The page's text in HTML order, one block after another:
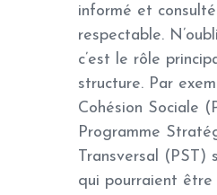
informé et
respectable.
c’est le rôle
structure. Par
Cohésion Sociale
Programme
Transversal (PST)
qui pourraient être